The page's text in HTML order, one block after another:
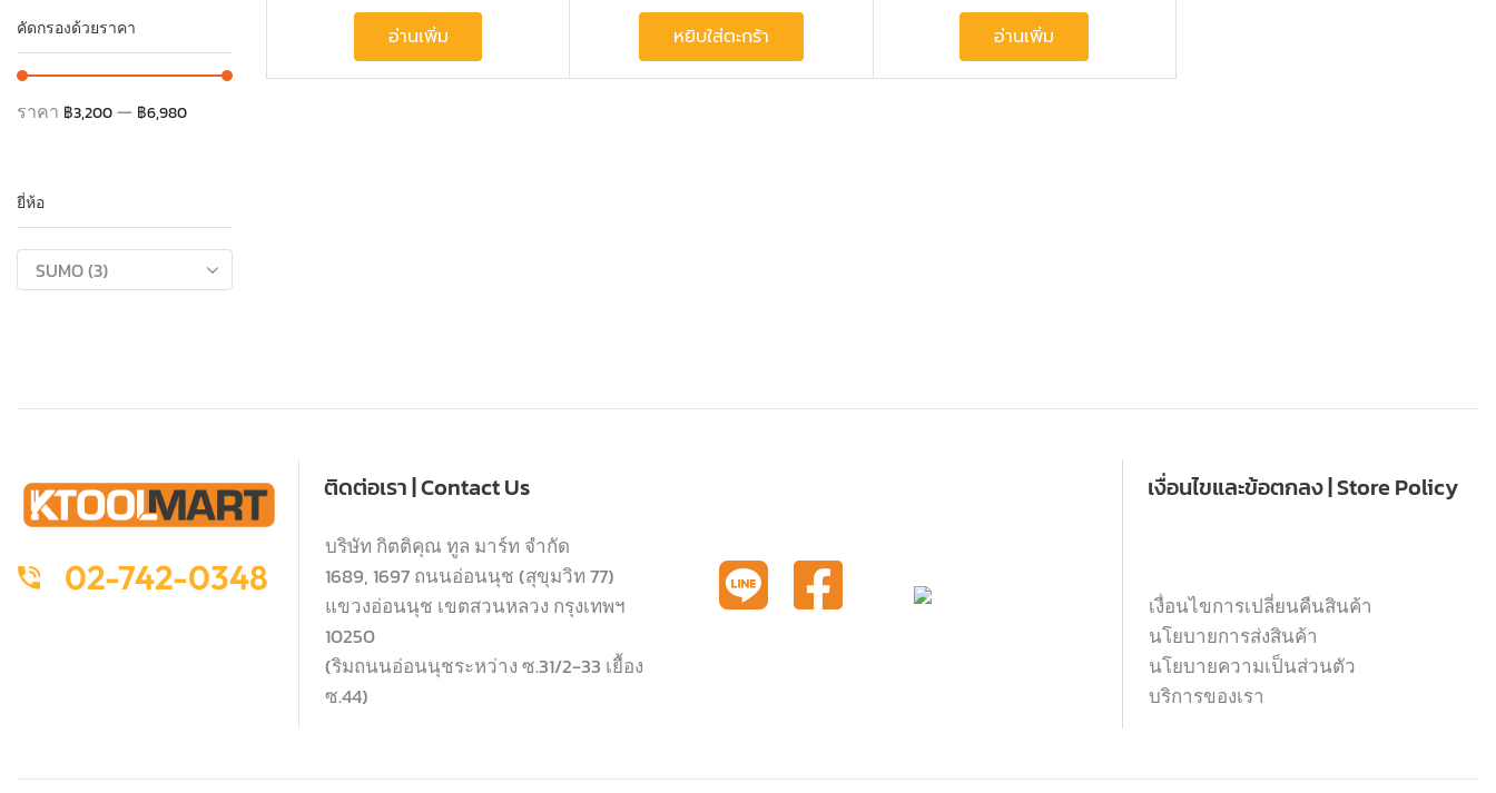
อ่านเพิ่ม หยิบใส่ตะกร้า อ่านเพิ่ม
คัดกรองด้วยราคา
ราคา ฿3,200— ฿6,980
ยี่ห้อ
02-742-0348
ติดต่อเรา | Contact Us
บริษัท กิตติคุณ ทูล มาร์ท จำกัด
1689, 1697 ถนนอ่อนนุช (สุขุมวิท 77)
แขวงอ่อนนุช เขตสวนหลวง กรุงเทพฯ
10250
(ริมถนนอ่อนนุชระหว่าง ซ.31/2-33 เยื้อง
ซ.44)
เงื่อนไขและข้อตกลง | Store Policy
เงื่อนไขการเปลี่ยนคืนสินค้า
นโยบายการส่งสินค้า
นโยบายความเป็นส่วนตัว
บริการของเรา